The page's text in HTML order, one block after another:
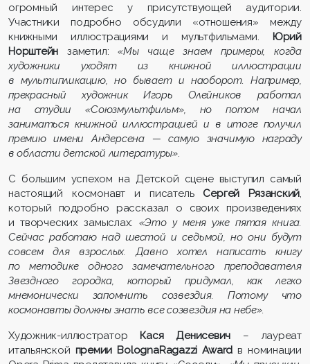
огромный интерес у присутствующей аудитории.
Участники подробно обсудили «отношения» между
книжными иллюстрациями и мультфильмами. Юрий
Норштейнзаметил:«Мы чаще знаем примеры, когда
художники уходят из книжной иллюстрации
в мультипликацию, но бывает и наоборот. Например,
прекрасный художник Игорь Олейников работал
на студии «Союзмультфильм», но потом начал
заниматься книжной иллюстрацией и в итоге получил
премию имени Андерсена — самую значимую награду
в области детской литературы».
С большим успехом на Детской сцене выступил самый
настоящий космонавт и писатель Сергей Рязанский,
который подробно рассказал о своих произведениях
и творческих замыслах: «Это у меня уже пятая книга.
Сейчас работаю над шестой и седьмой, но они будут
совсем для взрослых. Давно хотел написать книгу
по методике одного замечательного преподавателя
Звездного городка, который придумал, как легко
мнемонически запомнить созвездия. Потому что
космонавты должны знать все созвездия на небе».
Художник-иллюстратор Кася Денисевич – лауреат
итальянской премии BolognaRagazzi Awardв номинации